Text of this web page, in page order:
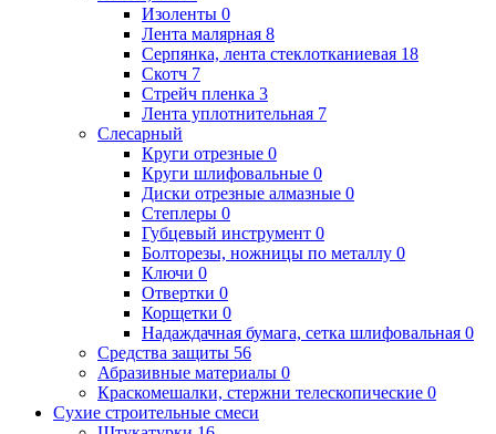
Изоленты 0
Лента малярная 8
Серпянка, лента стеклотканиевая 18
Скотч 7
Стрейч пленка 3
Лента уплотнительная 7
Слесарный
Круги отрезные 0
Круги шлифовальные 0
Диски отрезные алмазные 0
Степлеры 0
Губцевый инструмент 0
Болторезы, ножницы по металлу 0
Ключи 0
Отвертки 0
Корщетки 0
Надаждачная бумага, сетка шлифовальная 0
Средства защиты 56
Абразивные материалы 0
Краскомешалки, стержни телескопические 0
Сухие строительные смеси